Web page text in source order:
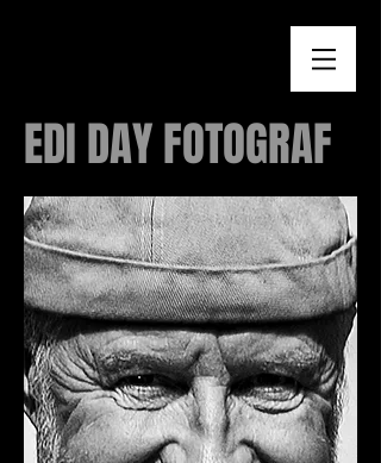
EDI DAY FOTOGRAF